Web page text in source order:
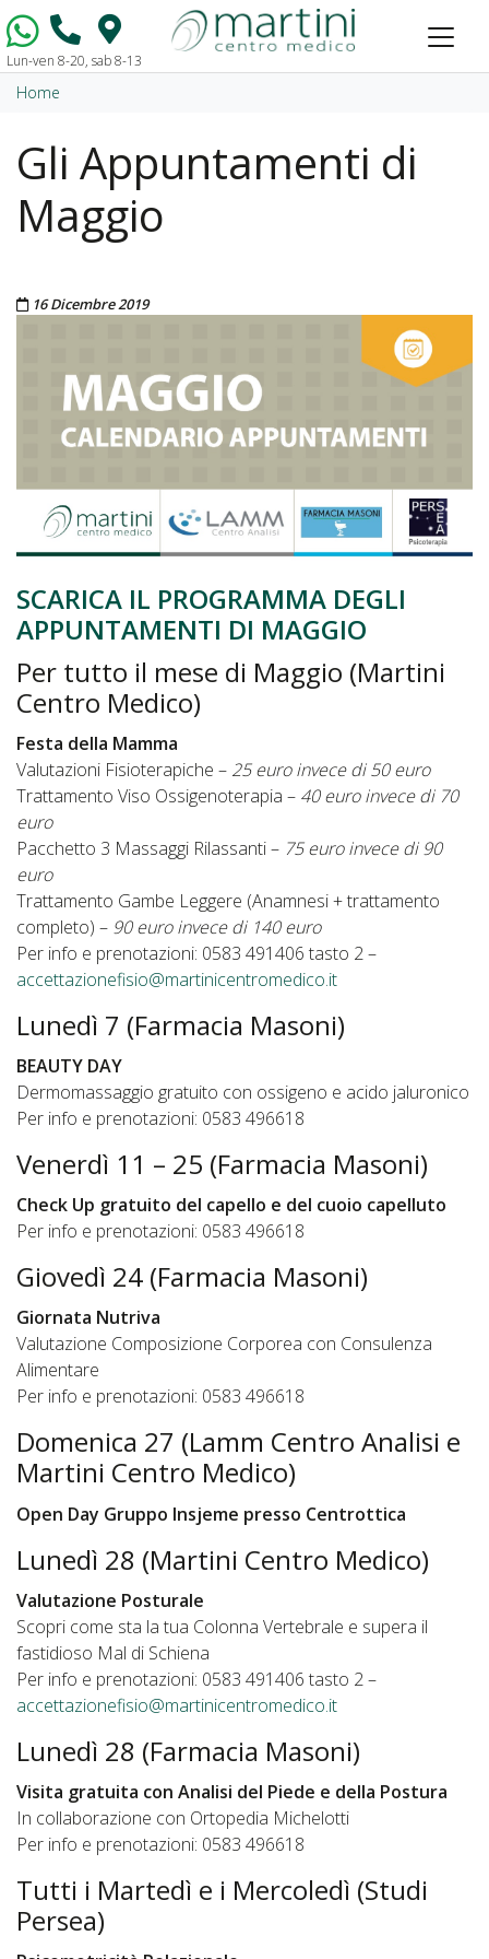
Vai al contenuto
Lun-ven 8-20, sab 8-13
Home
Gli Appuntamenti di
Maggio
Pubblicato il
16 Dicembre 2019
SCARICA IL PROGRAMMA DEGLI
APPUNTAMENTI DI MAGGIO
Per tutto il mese di Maggio (Martini
Centro Medico)
Festa della Mamma
Valutazioni Fisioterapiche – 25 euro invece di 50 euro
Trattamento Viso Ossigenoterapia – 40 euro invece di 70
euro
Pacchetto 3 Massaggi Rilassanti – 75 euro invece di 90
euro
Trattamento Gambe Leggere (Anamnesi + trattamento
completo) – 90 euro invece di 140 euro
Per info e prenotazioni: 0583 491406 tasto 2 –
accettazionefisio@martinicentromedico.it
Lunedì 7 (Farmacia Masoni)
BEAUTY DAY
Dermomassaggio gratuito con ossigeno e acido jaluronico
Per info e prenotazioni: 0583 496618
Venerdì 11 – 25 (Farmacia Masoni)
Check Up gratuito del capello e del cuoio capelluto
Per info e prenotazioni: 0583 496618
Giovedì 24 (Farmacia Masoni)
Giornata Nutriva
Valutazione Composizione Corporea con Consulenza
Alimentare
Per info e prenotazioni: 0583 496618
Domenica 27 (Lamm Centro Analisi e
Martini Centro Medico)
Open Day Gruppo Insjeme presso Centrottica
Lunedì 28 (Martini Centro Medico)
Valutazione Posturale
Scopri come sta la tua Colonna Vertebrale e supera il
fastidioso Mal di Schiena
Per info e prenotazioni: 0583 491406 tasto 2 –
accettazionefisio@martinicentromedico.it
Lunedì 28 (Farmacia Masoni)
Visita gratuita con Analisi del Piede e della Postura
In collaborazione con Ortopedia Michelotti
Per info e prenotazioni: 0583 496618
Tutti i Martedì e i Mercoledì (Studi
Persea)